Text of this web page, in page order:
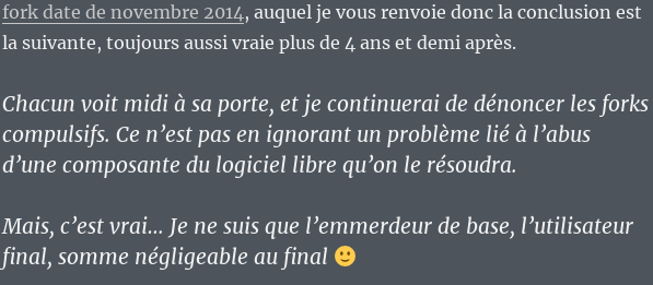
fork date de novembre 2014, auquel je vous renvoie donc la conclusion est
la suivante, toujours aussi vraie plus de 4 ans et demi après.
Chacun voit midi à sa porte, et je continuerai de dénoncer les forks
compulsifs. Ce n’est pas en ignorant un problème lié à l’abus
d’une composante du logiciel libre qu’on le résoudra.
Mais, c’est vrai… Je ne suis que l’emmerdeur de base, l’utilisateur
final, somme négligeable au final